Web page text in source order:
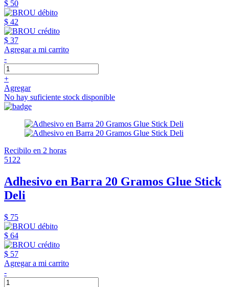
$ 50
$ 42
$ 37
Agregar a mi carrito
-
+
Agregar
No hay suficiente stock disponible
Recibilo en 2 horas
5122
Adhesivo en Barra 20 Gramos Glue Stick
Deli
$ 75
$ 64
$ 57
Agregar a mi carrito
-